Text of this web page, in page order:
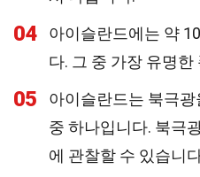
04
아이슬란드에는 약
다. 그 중 가장 유명
05
아이슬란드는 북극
중 하나입니다. 북극
에 관찰할 수 있습니